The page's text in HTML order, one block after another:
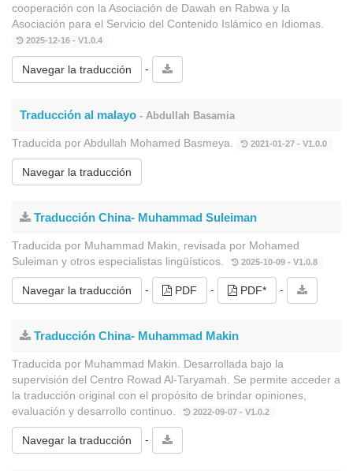
cooperación con la Asociación de Dawah en Rabwa y la
Asociación para el Servicio del Contenido Islámico en Idiomas.
2025-12-16 - V1.0.4
Navegar la traducción -
Traducción al malayo - Abdullah Basamia
Traducida por Abdullah Mohamed Basmeya. 2021-01-27 - V1.0.0
Navegar la traducción
Traducción China- Muhammad Suleiman
Traducida por Muhammad Makin, revisada por Mohamed
Suleiman y otros especialistas lingüísticos.
2025-10-09 - V1.0.8
Navegar la traducción - PDF - PDF* -
Traducción China- Muhammad Makin
Traducida por Muhammad Makin. Desarrollada bajo la
supervisión del Centro Rowad Al-Taryamah. Se permite acceder a
la traducción original con el propósito de brindar opiniones,
evaluación y desarrollo continuo.
2022-09-07 - V1.0.2
Navegar la traducción -